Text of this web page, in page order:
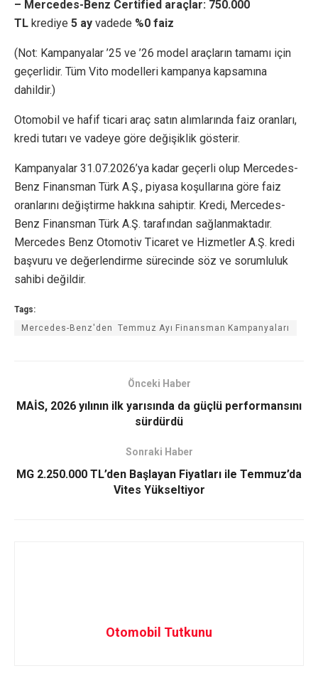
– Mercedes-Benz Certified araçlar: 750.000
TL krediye 5 ay vadede %0 faiz
(Not: Kampanyalar ’25 ve ’26 model araçların tamamı için
geçerlidir. Tüm Vito modelleri kampanya kapsamına
dahildir.)
Otomobil ve hafif ticari araç satın alımlarında faiz oranları,
kredi tutarı ve vadeye göre değişiklik gösterir.
Kampanyalar 31.07.2026’ya kadar geçerli olup Mercedes-
Benz Finansman Türk A.Ş., piyasa koşullarına göre faiz
oranlarını değiştirme hakkına sahiptir. Kredi, Mercedes-
Benz Finansman Türk A.Ş. tarafından sağlanmaktadır.
Mercedes Benz Otomotiv Ticaret ve Hizmetler A.Ş. kredi
başvuru ve değerlendirme sürecinde söz ve sorumluluk
sahibi değildir.
Tags:
Mercedes-Benz'den Temmuz Ayı Finansman Kampanyaları
Önceki Haber
MAİS, 2026 yılının ilk yarısında da güçlü performansını
sürdürdü
Sonraki Haber
MG 2.250.000 TL’den Başlayan Fiyatları ile Temmuz’da
Vites Yükseltiyor
Otomobil Tutkunu